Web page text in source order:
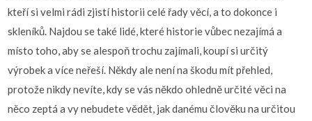
kteří si velmi rádi zjistí historii celé řady věcí, a to dokonce i
skleníků. Najdou se také lidé, které historie vůbec nezajímá a
místo toho, aby se alespoň trochu zajímali, koupí si určitý
výrobek a více neřeší. Někdy ale není na škodu mít přehled,
protože nikdy nevíte, kdy se vás někdo ohledně určité věci na
něco zeptá a vy nebudete vědět, jak danému člověku na určitou